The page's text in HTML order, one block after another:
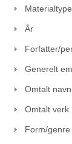
År
Forfatter/
Generelt
Omtalt navn
Omtalt verk
Form/genre